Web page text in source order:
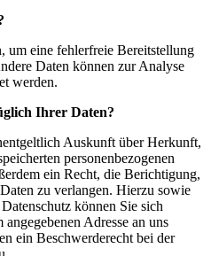
um eine fehlerfreie Bereitstellung
Daten können zur Analyse
werden.
Ihrer Daten?
Auskunft über Herkunft,
personenbezogenen
ein Recht, die Berichtigung,
zu verlangen. Hierzu sowie
können Sie sich
Adresse an uns
ein Beschwerderecht bei der